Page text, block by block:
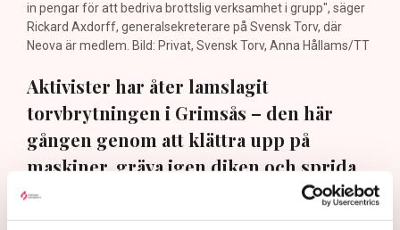
in pengar för att bedriva brottslig verksamhet i grupp", säger
Rickard Axdorff, generalsekreterare på Svensk Torv, där
Neova är medlem. Bild: Privat, Svensk Torv, Anna Hållams/TT
Aktivister har åter lamslagit
torvbrytningen i Grimsås – den här
gången genom att klättra upp på
maskiner, gräva igen diken och sprida
ogräsfrön. ”Aktivisterna sprang emot
oss”, säger Mats Henriksson,